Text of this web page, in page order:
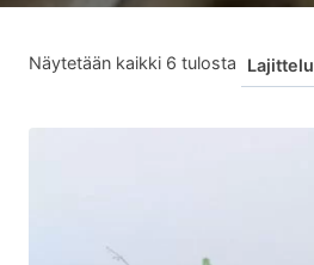
Näytetään kaikki 6 tulosta